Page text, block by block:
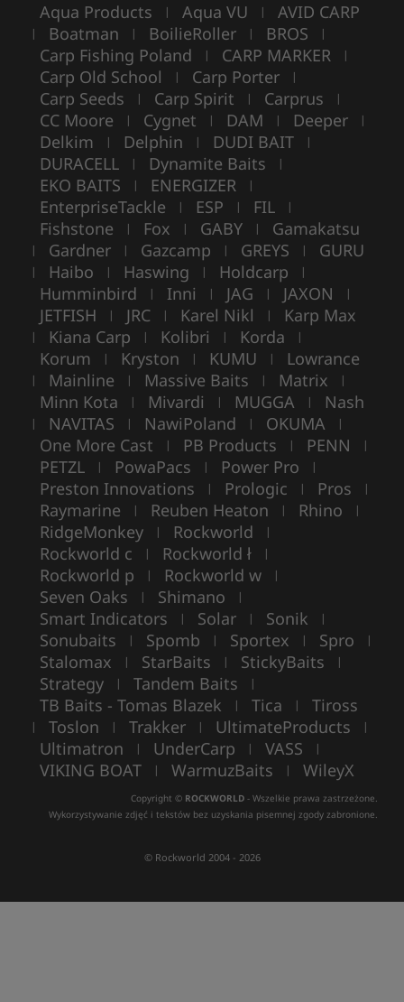
Aqua Products | Aqua VU | AVID CARP
| Boatman | BoilieRoller | BROS |
Carp Fishing Poland | CARP MARKER |
Carp Old School | Carp Porter |
Carp Seeds | Carp Spirit | Carprus |
CC Moore | Cygnet | DAM | Deeper |
Delkim | Delphin | DUDI BAIT |
DURACELL | Dynamite Baits |
EKO BAITS | ENERGIZER |
EnterpriseTackle | ESP | FIL |
Fishstone | Fox | GABY | Gamakatsu
| Gardner | Gazcamp | GREYS | GURU
| Haibo | Haswing | Holdcarp |
Humminbird | Inni | JAG | JAXON |
JETFISH | JRC | Karel Nikl | Karp Max
| Kiana Carp | Kolibri | Korda |
Korum | Kryston | KUMU | Lowrance
| Mainline | Massive Baits | Matrix |
Minn Kota | Mivardi | MUGGA | Nash
| NAVITAS | NawiPoland | OKUMA |
One More Cast | PB Products | PENN |
PETZL | PowaPacs | Power Pro |
Preston Innovations | Prologic | Pros |
Raymarine | Reuben Heaton | Rhino |
RidgeMonkey | Rockworld |
Rockworld c | Rockworld ł |
Rockworld p | Rockworld w |
Seven Oaks | Shimano |
Smart Indicators | Solar | Sonik |
Sonubaits | Spomb | Sportex | Spro |
Stalomax | StarBaits | StickyBaits |
Strategy | Tandem Baits |
TB Baits - Tomas Blazek | Tica | Tiross
| Toslon | Trakker | UltimateProducts |
Ultimatron | UnderCarp | VASS |
VIKING BOAT | WarmuzBaits | WileyX
Copyright © ROCKWORLD - Wszelkie prawa zastrzeżone.
Wykorzystywanie zdjęć i tekstów bez uzyskania pisemnej zgody zabronione.
© Rockworld 2004 - 2026